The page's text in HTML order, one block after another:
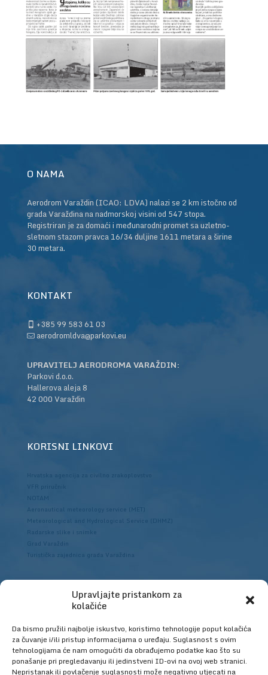
Upravljajte pristankom za
kolačiće
Da bismo pružili najbolje iskustvo, koristimo tehnologije poput kolačića
za čuvanje i/ili pristup informacijama o uređaju. Suglasnost s ovim
tehnologijama će nam omogućiti da obrađujemo podatke kao što su
ponašanje pri pregledavanju ili jedinstveni ID-ovi na ovoj web stranici.
Nepristanak ili povlačenje suglasnosti može negativno utjecati na
O NAMA
Aerodrom Varaždin (ICAO: LDVA) nalazi se 2 km istočno od
grada Varaždina na nadmorskoj visini od 547 stopa.
Registriran je za domaći i međunarodni promet sa uzletno-
sletnom stazom pravca 16/34 duljine 1611 metara a širine
30 metara.
KONTAKT
+385 99 583 61 03
aerodromldva@parkovi.eu
UPRAVITELJ AERODROMA VARAŽDIN:
Parkovi d.o.o.
Hallerova aleja 8
42 000 Varaždin
KORISNI LINKOVI
Hrvatska agencija za civilno zrakoplovstvo
VFR priručnik
NOTAM
Aeronautical meteorology service (MET)
Meteorological and Hydrological Service (DHMZ)
Radarske slike i snimke
Grad Varaždin
Turistička zajednica grada Varaždina
Hrvatska agencija za civilno zrakoplovstvo